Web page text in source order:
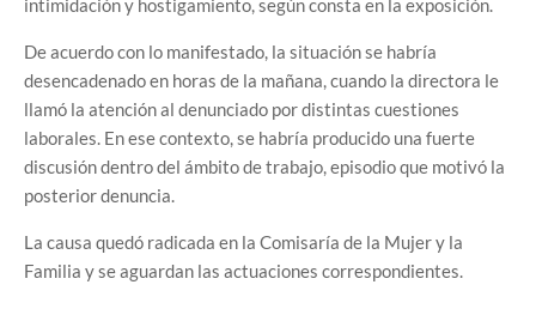
intimidación y hostigamiento, según consta en la exposición.
De acuerdo con lo manifestado, la situación se habría
desencadenado en horas de la mañana, cuando la directora le
llamó la atención al denunciado por distintas cuestiones
laborales. En ese contexto, se habría producido una fuerte
discusión dentro del ámbito de trabajo, episodio que motivó la
posterior denuncia.
La causa quedó radicada en la Comisaría de la Mujer y la
Familia y se aguardan las actuaciones correspondientes.